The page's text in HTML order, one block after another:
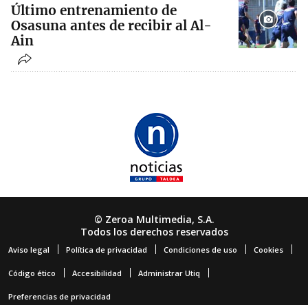
Último entrenamiento de
Osasuna antes de recibir al Al-
Ain
© Zeroa Multimedia, S.A.
Todos los derechos reservados
Aviso legal Política de privacidad Condiciones de uso Cookies
Código ético Accesibilidad Administrar Utiq
Preferencias de privacidad